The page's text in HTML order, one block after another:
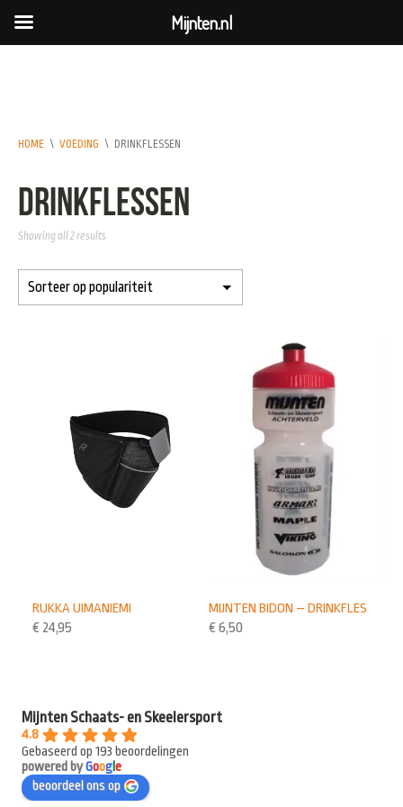
HOME \ VOEDING \ DRINKFLESSEN
Drinkflessen
Showing all 2 results
MIJNTEN BIDON – DRINKFLES
€ 6,50
RUKKA UIMANIEMI
€ 24,95
Mijnten Schaats- en Skeelersport
4.8
Gebaseerd op 193 beoordelingen
powered byGooge
beoordeel ons op
Mijnten.nl